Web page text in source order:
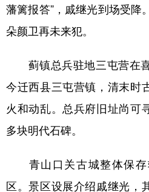
藩篱报答”，戚继光到场受降
朵颜卫再未来犯。
蓟镇总兵驻地三屯营在喜
今迁西县三屯营镇，清末时
火和动乱。总兵府旧址尚可
多块明代石碑。
青山口关古城整体保存
区。景区设展介绍戚继光，